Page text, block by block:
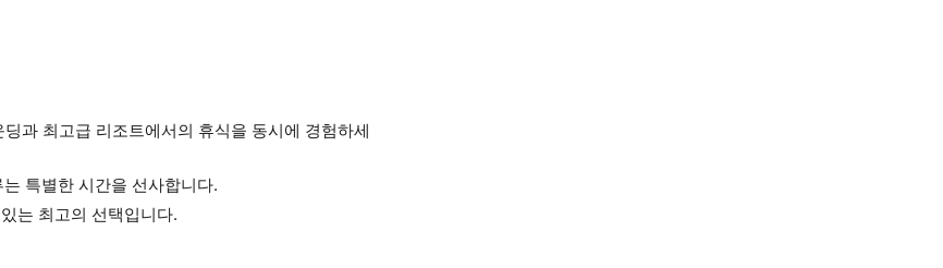
과 최고급 리조트에서의 휴식을 동시에 경험하세
특별한 시간을 선사합니다.
는 최고의 선택입니다.